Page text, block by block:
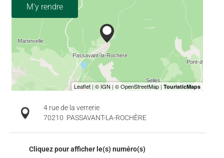
M'y rendre
4 rue de la verrerie
70210 PASSAVANT-LA-ROCHÈRE
Cliquez pour afficher le(s) numéro(s)